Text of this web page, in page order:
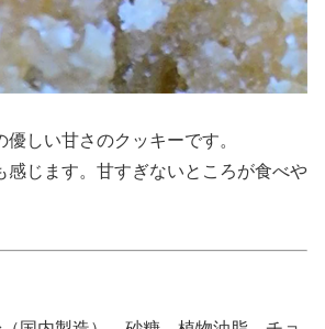
しい甘さのクッキーです。
感じます。甘すぎないところが食べや